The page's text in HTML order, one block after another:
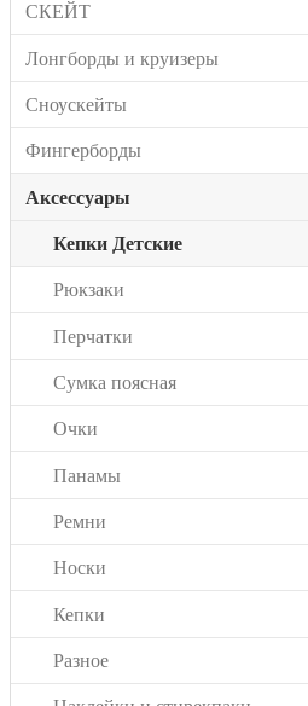
СКЕЙТ
Лонгборды и круизеры
Сноускейты
Фингерборды
Аксессуары
Кепки Детские
Рюкзаки
Перчатки
Сумка поясная
Очки
Панамы
Ремни
Носки
Кепки
Разное